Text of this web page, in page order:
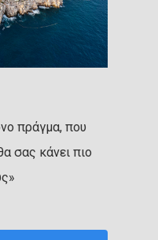
πράγμα, που
σας κάνει πιο